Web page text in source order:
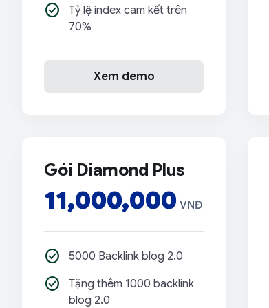
check_circle
Tỷ lệ index cam kết trên
70%
Xem demo
Gói Diamond Plus
11,000,000 VNĐ
check_circle 5000 Backlink blog 2.0
check_circle
Tặng thêm 1000 backlink
blog 2.0